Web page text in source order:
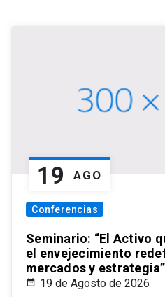
19 AGO
Conferencias
Seminario: “El Activo
el envejecimiento
mercados y estrategia”
19 de Agosto de 2026